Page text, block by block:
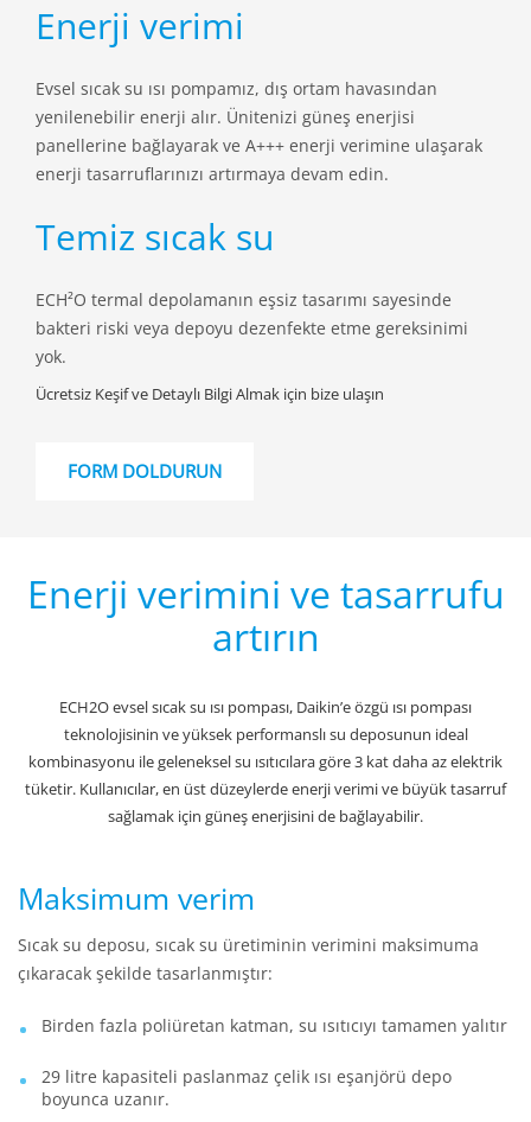
Enerji verimi
Evsel sıcak su ısı pompamız, dış ortam havasından
yenilenebilir enerji alır. Ünitenizi güneş enerjisi
panellerine bağlayarak ve A+++ enerji verimine ulaşarak
enerji tasarruflarınızı artırmaya devam edin.
Temiz sıcak su
ECH²O termal depolamanın eşsiz tasarımı sayesinde
bakteri riski veya depoyu dezenfekte etme gereksinimi
yok.
Ücretsiz Keşif ve Detaylı Bilgi Almak için bize ulaşın
FORM DOLDURUN
Enerji verimini ve tasarrufu
artırın
ECH2O evsel sıcak su ısı pompası, Daikin’e özgü ısı pompası
teknolojisinin ve yüksek performanslı su deposunun ideal
kombinasyonu ile geleneksel su ısıtıcılara göre 3 kat daha az elektrik
tüketir. Kullanıcılar, en üst düzeylerde enerji verimi ve büyük tasarruf
sağlamak için güneş enerjisini de bağlayabilir.
Maksimum verim
Sıcak su deposu, sıcak su üretiminin verimini maksimuma
çıkaracak şekilde tasarlanmıştır:
Birden fazla poliüretan katman, su ısıtıcıyı tamamen yalıtır
29 litre kapasiteli paslanmaz çelik ısı eşanjörü depo
boyunca uzanır.